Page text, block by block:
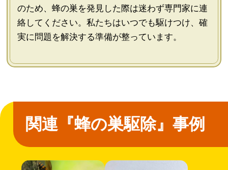
のため、蜂の巣を発見した際は迷わず専門家に連
絡してください。私たちはいつでも駆けつけ、確
実に問題を解決する準備が整っています。
関連『蜂の巣駆除』事例